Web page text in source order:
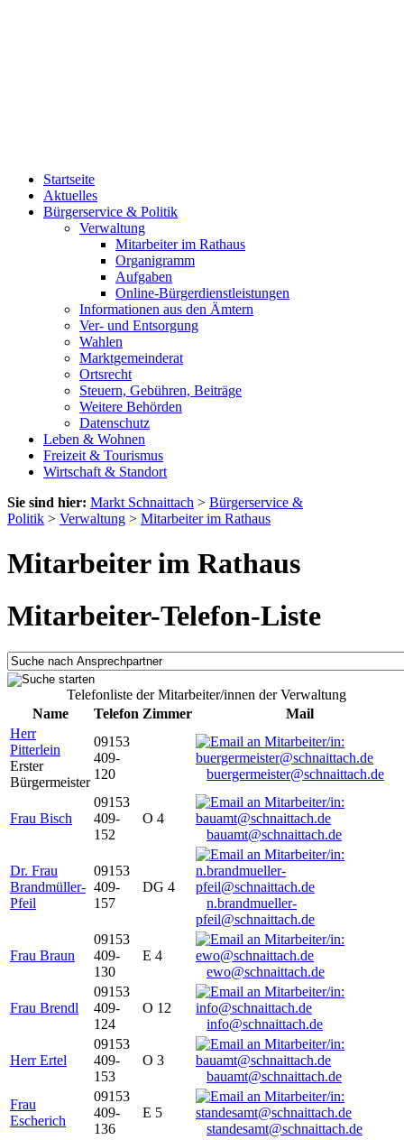
Startseite
Aktuelles
Bürgerservice & Politik
Verwaltung
Mitarbeiter im Rathaus
Organigramm
Aufgaben
Online-Bürgerdienstleistungen
Informationen aus den Ämtern
Ver- und Entsorgung
Wahlen
Marktgemeinderat
Ortsrecht
Steuern, Gebühren, Beiträge
Weitere Behörden
Datenschutz
Leben & Wohnen
Freizeit & Tourismus
Wirtschaft & Standort
Sie sind hier: Markt Schnaittach > Bürgerservice &
Politik > Verwaltung > Mitarbeiter im Rathaus
Mitarbeiter im Rathaus
Mitarbeiter-Telefon-Liste
Telefonliste der Mitarbeiter/innen der Verwaltung
Name
Telefon Zimmer
Mail
Herr
Pitterlein
Erster
Bürgermeister
09153
409-
120
buergermeister@schnaittach.de
Frau Bisch
09153
409-
152
O 4
bauamt@schnaittach.de
Dr. Frau
Brandmüller-
Pfeil
09153
409-
157
DG 4
n.brandmueller-
pfeil@schnaittach.de
Frau Braun
09153
409-
130
E 4
ewo@schnaittach.de
Frau Brendl
09153
409-
124
O 12
info@schnaittach.de
Herr Ertel
09153
409-
153
O 3
bauamt@schnaittach.de
Frau
Escherich
09153
409-
136
E 5
standesamt@schnaittach.de